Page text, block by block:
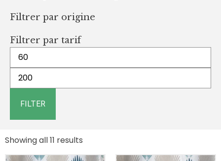
Filtrer par origine
Filtrer par tarif
FILTER
Showing all 11 results